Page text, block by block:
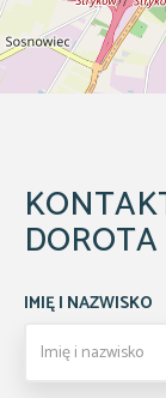
IMIĘ I NAZWISKO